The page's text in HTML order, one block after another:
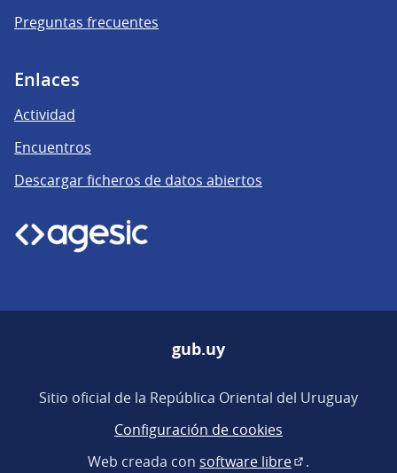
Preguntas frecuentes
Enlaces
Actividad
Encuentros
Descargar ficheros de datos abiertos
gub.uy
(Enlace externo)
Sitio oficial de la República Oriental del Uruguay
Configuración de cookies
Web creada con software libre .